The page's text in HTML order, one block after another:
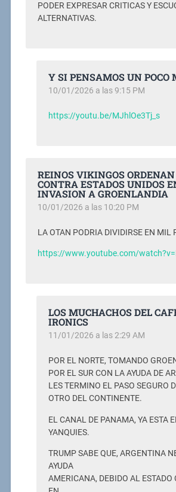
PODER EXPRESAR CRITICAS Y
ALTERNATIVAS.
Y SI PENSAMOS UN POCO
10/01/2026 a las 9:15 PM
https://youtu.be/MJhlOe3Tj_s
REINOS VIKINGOS
CONTRA ESTADOS UNIDOS
INVASION A GROENLANDIA
10/01/2026 a las 10:20 PM
LA OTAN PODRIA DIVIDIRSE EN MIL
https://www.youtube.com/
LOS MUCHACHOS DEL
IRONICS
11/01/2026 a las 2:29 AM
POR EL NORTE, TOMANDO
POR EL SUR CON LA AYUDA DE
LES TERMINO EL PASO SEGURO
OTRO DEL CONTINENTE.
EL CANAL DE PANAMA, YA ESTA
YANQUIES.
TRUMP SABE QUE, ARGENTINA
AYUDA
AMERICANA, DEBIDO AL ESTADO